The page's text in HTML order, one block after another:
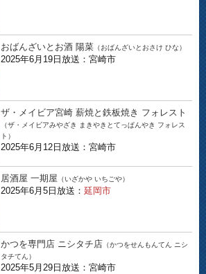
おばんざいとお酒 陽菜 （おばんざいとおさけ ひな）
2025年6月19日放送：宮崎市
ザ・メイビア宮崎 薪焼と鉄板焼き フォレスト
（ザ・メイビアみやざき まきやきとてっぱんやき フォレス
ト）
2025年6月12日放送：宮崎市
居酒屋 一期屋 （いざかや いちごや）
2025年6月5日放送： 延岡市
かつを専門店 ニシタチ店 （かつをせんもんてん ニシ
タチてん）
2025年5月29日放送：宮崎市